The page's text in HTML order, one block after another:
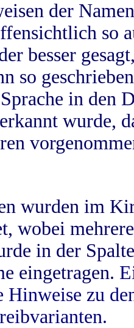
der
so
besser
so
in
wurde,
wurden im
wobei
in der
eingetragen.
zu